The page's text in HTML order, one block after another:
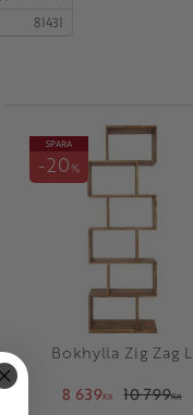
81431
Bokhylla Zig Zag L
8 639KR 10 799KR
SPARA
20%